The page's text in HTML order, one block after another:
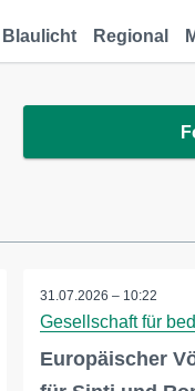
Blaulicht Regional
31.07.2026 – 10:22
Gesellschaft für
Europäischer